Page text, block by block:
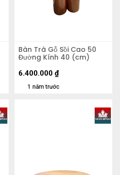
Bàn Trà Gỗ Sồi Cao 50
Đường Kính 40 (cm)
1 năm trước
6.400.000 ₫